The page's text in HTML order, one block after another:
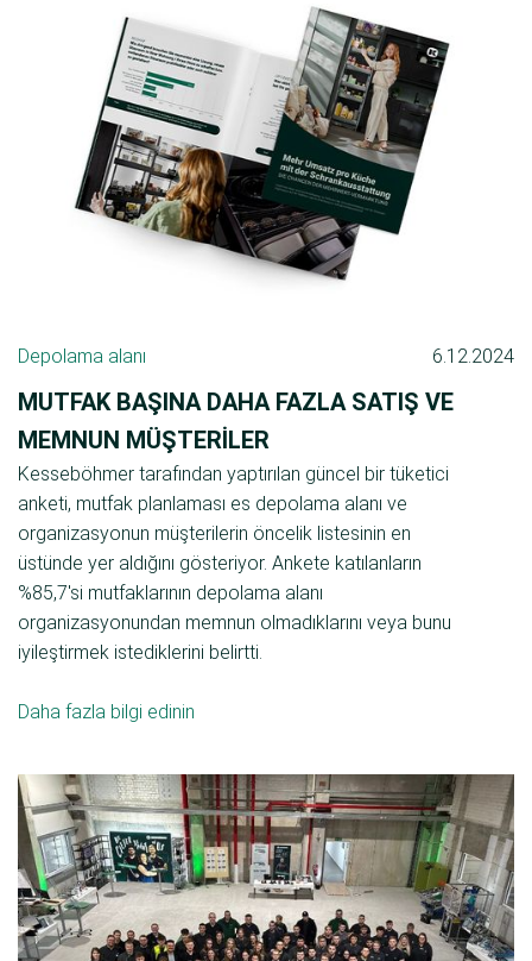
Depolama alanı 6.12.2024
MUTFAK BAŞINA DAHA FAZLA SATIŞ VE
MEMNUN MÜŞTERILER
Kesseböhmer tarafından yaptırılan güncel bir tüketici
anketi, mutfak planlaması es depolama alanı ve
organizasyonun müşterilerin öncelik listesinin en
üstünde yer aldığını gösteriyor. Ankete katılanların
%85,7'si mutfaklarının depolama alanı
organizasyonundan memnun olmadıklarını veya bunu
iyileştirmek istediklerini belirtti.
Daha fazla bilgi edinin